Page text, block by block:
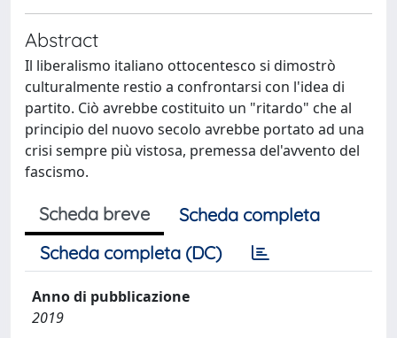
Abstract
Il liberalismo italiano ottocentesco si dimostrò
culturalmente restio a confrontarsi con l'idea di
partito. Ciò avrebbe costituito un "ritardo" che al
principio del nuovo secolo avrebbe portato ad una
crisi sempre più vistosa, premessa del'avvento del
fascismo.
Scheda breve
Scheda completa
Scheda completa (DC)
Anno di pubblicazione
2019